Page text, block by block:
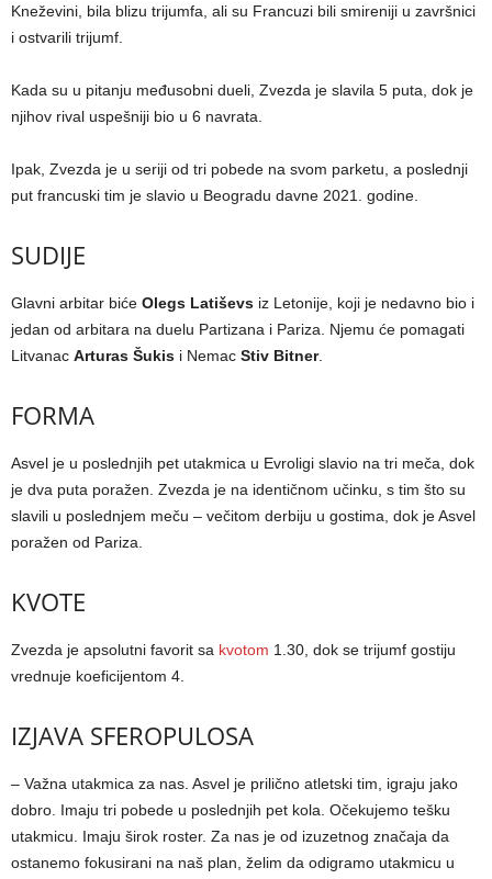
Kneževini, bila blizu trijumfa, ali su Francuzi bili smireniji u završnici
i ostvarili trijumf.
Kada su u pitanju međusobni dueli, Zvezda je slavila 5 puta, dok je
njihov rival uspešniji bio u 6 navrata.
Ipak, Zvezda je u seriji od tri pobede na svom parketu, a poslednji
put francuski tim je slavio u Beogradu davne 2021. godine.
SUDIJE
Glavni arbitar biće Olegs Latiševs iz Letonije, koji je nedavno bio i
jedan od arbitara na duelu Partizana i Pariza. Njemu će pomagati
Litvanac Arturas Šukis i Nemac Stiv Bitner.
FORMA
Asvel je u poslednjih pet utakmica u Evroligi slavio na tri meča, dok
je dva puta poražen. Zvezda je na identičnom učinku, s tim što su
slavili u poslednjem meču – večitom derbiju u gostima, dok je Asvel
poražen od Pariza.
KVOTE
Zvezda je apsolutni favorit sa kvotom 1.30, dok se trijumf gostiju
vrednuje koeficijentom 4.
IZJAVA SFEROPULOSA
– Važna utakmica za nas. Asvel je prilično atletski tim, igraju jako
dobro. Imaju tri pobede u poslednjih pet kola. Očekujemo tešku
utakmicu. Imaju širok roster. Za nas je od izuzetnog značaja da
ostanemo fokusirani na naš plan, želim da odigramo utakmicu u